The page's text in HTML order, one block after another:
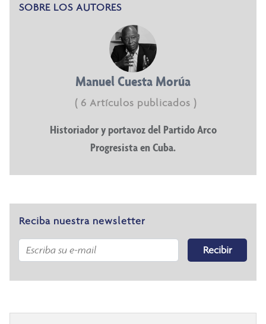
SOBRE LOS AUTORES
Manuel Cuesta Morúa
( 6 Artículos publicados )
Historiador y portavoz del Partido Arco
Progresista en Cuba.
Reciba nuestra newsletter
Recibir